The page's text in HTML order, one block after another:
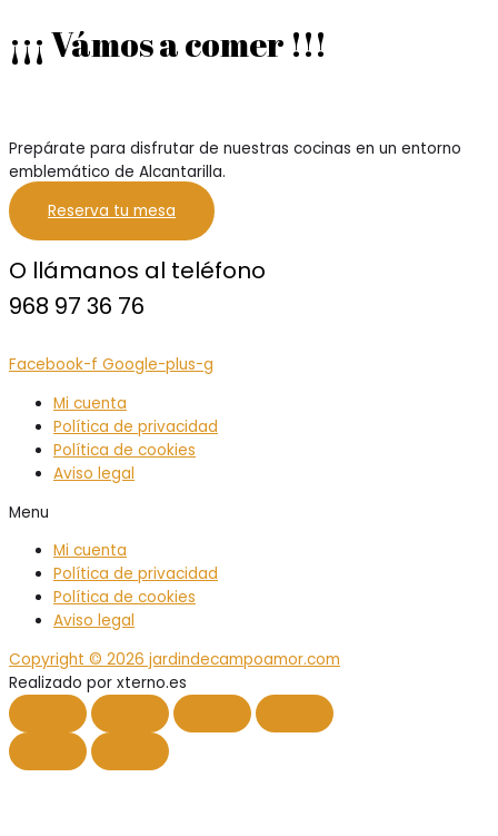
¡¡¡ Vámos a comer !!!
Prepárate para disfrutar de nuestras cocinas en un entorno
emblemático de Alcantarilla.
Reserva tu mesa
O llámanos al teléfono
968 97 36 76
Facebook-f Google-plus-g
Mi cuenta
Política de privacidad
Política de cookies
Aviso legal
Menu
Mi cuenta
Política de privacidad
Política de cookies
Aviso legal
Copyright © 2026 jardindecampoamor.com
Realizado por xterno.es